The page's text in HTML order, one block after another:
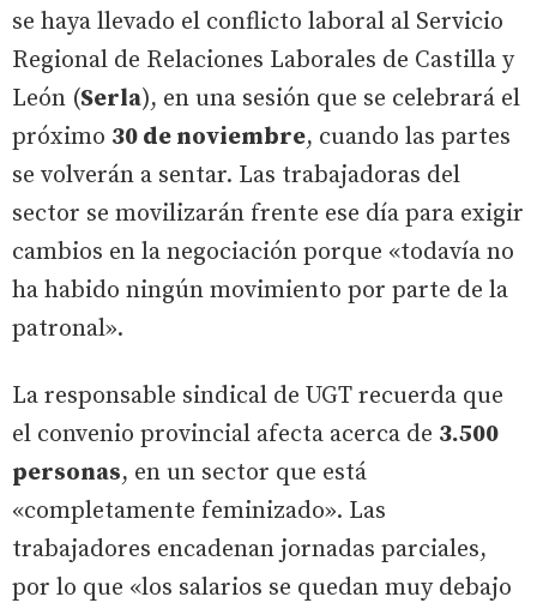
se haya llevado el conflicto laboral al Servicio
Regional de Relaciones Laborales de Castilla y
León (Serla), en una sesión que se celebrará el
próximo 30 de noviembre, cuando las partes
se volverán a sentar. Las trabajadoras del
sector se movilizarán frente ese día para exigir
cambios en la negociación porque «todavía no
ha habido ningún movimiento por parte de la
patronal».
La responsable sindical de UGT recuerda que
el convenio provincial afecta acerca de 3.500
personas, en un sector que está
«completamente feminizado». Las
trabajadores encadenan jornadas parciales,
por lo que «los salarios se quedan muy debajo